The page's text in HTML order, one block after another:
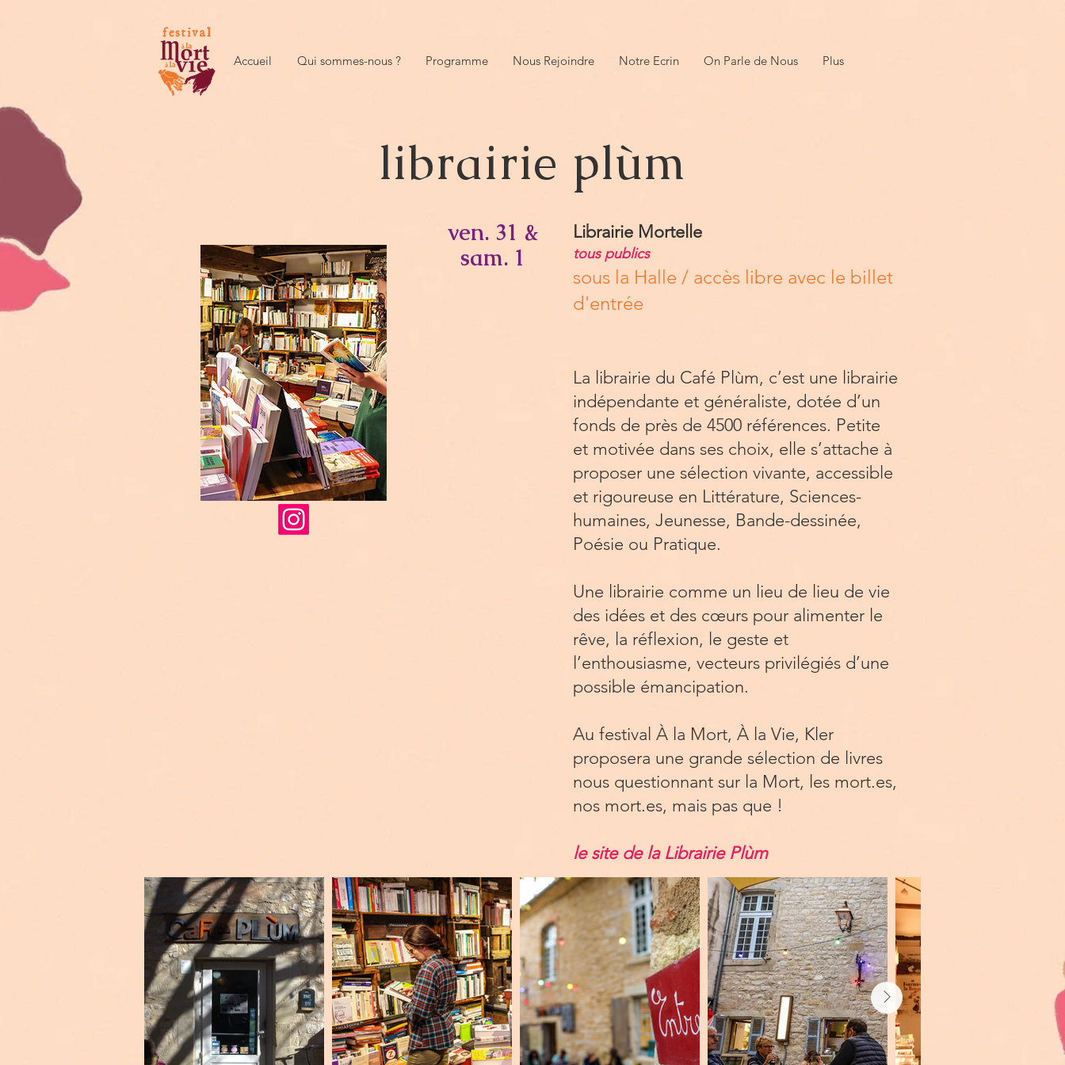
Accueil Qui sommes-nous ? Programme Nous Rejoindre Notre Ecrin On Parle de Nous Plus
librairie plùm
ven. 31 &
sam. 1
Librairie Mortelle
tous publics
sous la Halle / accès libre avec le billet
d'entrée
La librairie du Café Plùm, c’est une librairie
indépendante et généraliste, dotée d’un
fonds de près de 4500 références. Petite
et motivée dans ses choix, elle s’attache à
proposer une sélection vivante, accessible
et rigoureuse en Littérature, Sciences-
humaines, Jeunesse, Bande-dessinée,
Poésie ou Pratique.
Une librairie comme un lieu de lieu de vie
des idées et des cœurs pour alimenter le
rêve, la réflexion, le geste et
l’enthousiasme, vecteurs privilégiés d’une
possible émancipation.
Au festival À la Mort, À la Vie, Kler
proposera une grande sélection de livres
nous questionnant sur la Mort, les mort.es,
nos mort.es, mais pas que !
le site de la Librairie Plùm